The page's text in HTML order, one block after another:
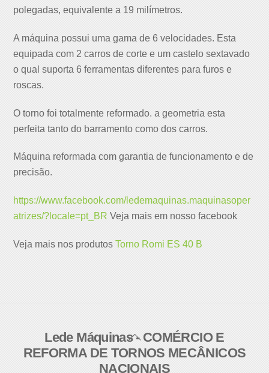
polegadas, equivalente a 19 milímetros.
A máquina possui uma gama de 6 velocidades. Esta
equipada com 2 carros de corte e um castelo sextavado
o qual suporta 6 ferramentas diferentes para furos e
roscas.
O torno foi totalmente reformado. a geometria esta
perfeita tanto do barramento como dos carros.
Máquina reformada com garantia de funcionamento e de
precisão.
https://www.facebook.com/ledemaquinas.maquinasoper
atrizes/?locale=pt_BR Veja mais em nosso facebook
Veja mais nos produtosTorno Romi ES 40 B
Back
To
Top
Lede Máquinas - COMÉRCIO E
REFORMA DE TORNOS MECÂNICOS
NACIONAIS